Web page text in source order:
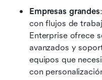
Empresas grandes
con flujos de
Enterprise ofrece
avanzados y
equipos que
con